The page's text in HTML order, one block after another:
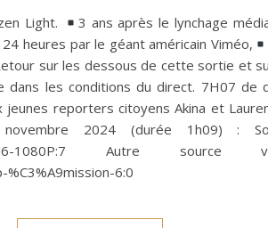
Light. 3 ans après le lynchage
heures par le géant américain Viméo,
sur les dessous de cette sortie et
dans les conditions du direct. 7H07 de
reporters citoyens Akina et
2024 (durée 1h09) :
HU6-1080P:7 Autre
6:0